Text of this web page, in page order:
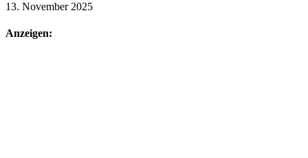
13. November 2025
Anzeigen: